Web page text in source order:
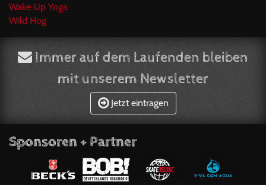
Wake Up Yoga
Wild Hog
Immer auf dem Laufenden bleiben
mit unserem Newsletter
Jetzt eintragen
Sponsoren + Partner